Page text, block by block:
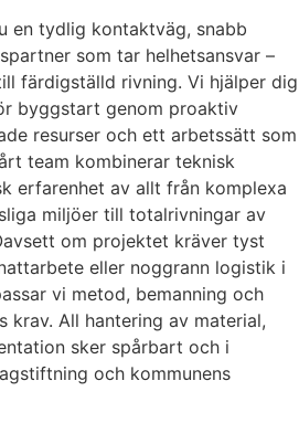
en tydlig kontaktväg, snabb
som tar helhetsansvar –
färdigställd rivning. Vi hjälper dig
byggstart genom proaktiv
resurser och ett arbetssätt som
team kombinerar teknisk
erfarenhet av allt från komplexa
miljöer till totalrivningar av
om projektet kräver tyst
eller noggrann logistik i
vi metod, bemanning och
krav. All hantering av material,
sker spårbart och i
och kommunens